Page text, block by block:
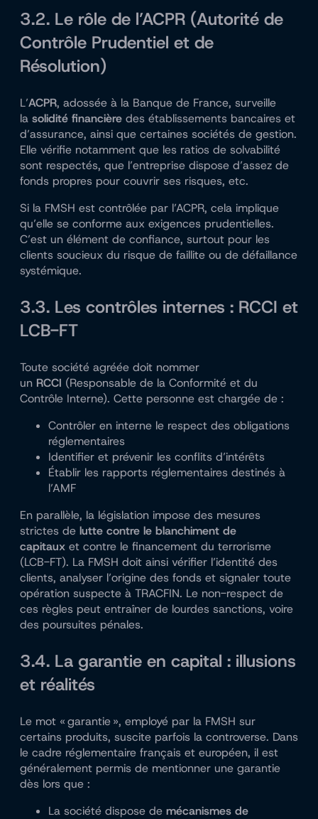
3.2. Le rôle de l’ACPR (Autorité de
Contrôle Prudentiel et de
Résolution)
L’ACPR, adossée à la Banque de France, surveille
la solidité financière des établissements bancaires et
d’assurance, ainsi que certaines sociétés de gestion.
Elle vérifie notamment que les ratios de solvabilité
sont respectés, que l’entreprise dispose d’assez de
fonds propres pour couvrir ses risques, etc.
Si la FMSH est contrôlée par l’ACPR, cela implique
qu’elle se conforme aux exigences prudentielles.
C’est un élément de confiance, surtout pour les
clients soucieux du risque de faillite ou de défaillance
systémique.
3.3. Les contrôles internes : RCCI et
LCB-FT
Toute société agréée doit nommer
un RCCI (Responsable de la Conformité et du
Contrôle Interne). Cette personne est chargée de :
Contrôler en interne le respect des obligations
réglementaires
Identifier et prévenir les conflits d’intérêts
Établir les rapports réglementaires destinés à
l’AMF
En parallèle, la législation impose des mesures
strictes de lutte contre le blanchiment de
capitaux et contre le financement du terrorisme
(LCB-FT). La FMSH doit ainsi vérifier l’identité des
clients, analyser l’origine des fonds et signaler toute
opération suspecte à TRACFIN. Le non-respect de
ces règles peut entraîner de lourdes sanctions, voire
des poursuites pénales.
3.4. La garantie en capital : illusions
et réalités
Le mot « garantie », employé par la FMSH sur
certains produits, suscite parfois la controverse. Dans
le cadre réglementaire français et européen, il est
généralement permis de mentionner une garantie
dès lors que :
La société dispose de mécanismes de